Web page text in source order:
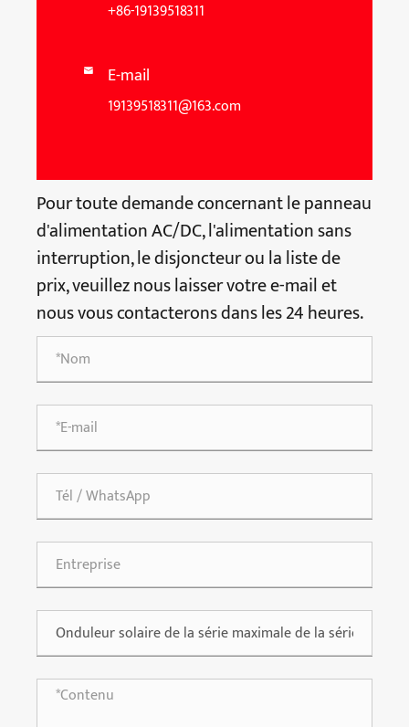
+86-19139518311
 E-mail
19139518311@163.com
Pour toute demande concernant le panneau
d'alimentation AC/DC, l'alimentation sans
interruption, le disjoncteur ou la liste de
prix, veuillez nous laisser votre e-mail et
nous vous contacterons dans les 24 heures.